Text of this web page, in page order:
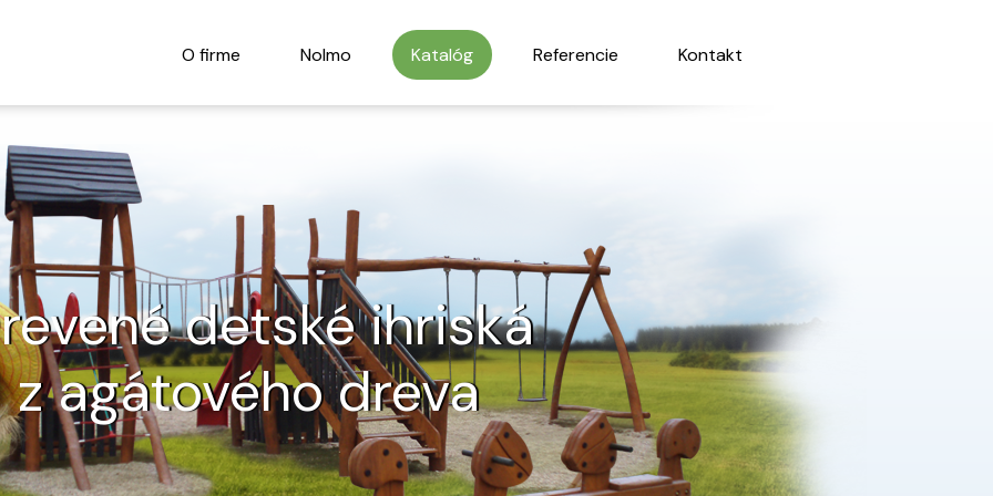
O firme Nolmo Katalóg Referencie Kontakt
detské ihriská
z agátového dreva